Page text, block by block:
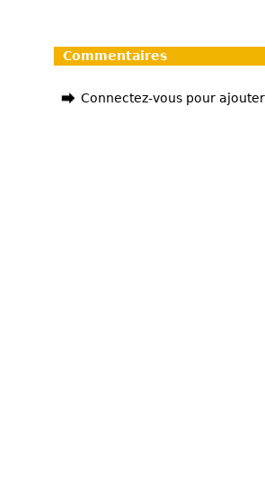
Commentaires
Connectez-vous pour